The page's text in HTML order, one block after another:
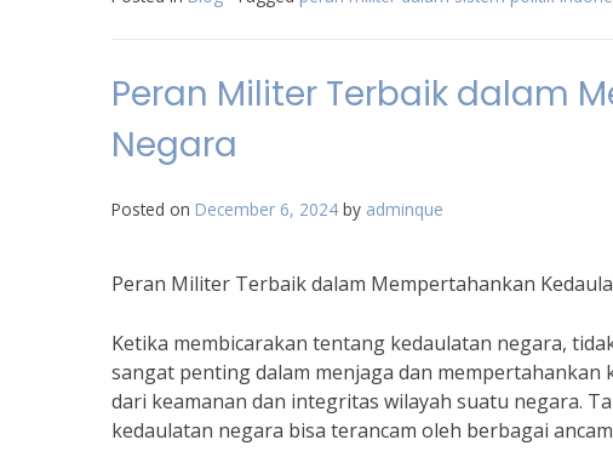
Peran Militer Terbaik dalam
Negara
Posted on December 6, 2024 by adminque
Peran Militer Terbaik dalam Mempertahankan
Ketika membicarakan tentang kedaulatan negara,
sangat penting dalam menjaga dan
dari keamanan dan integritas wilayah suatu negara.
kedaulatan negara bisa terancam oleh berbagai